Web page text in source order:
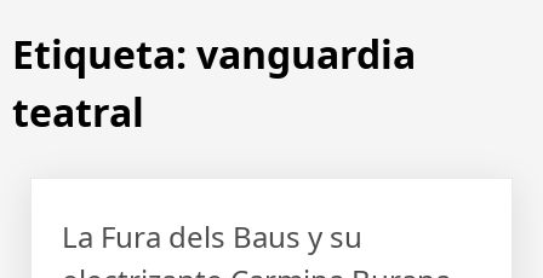
Etiqueta: vanguardia
teatral
La Fura dels Baus y su